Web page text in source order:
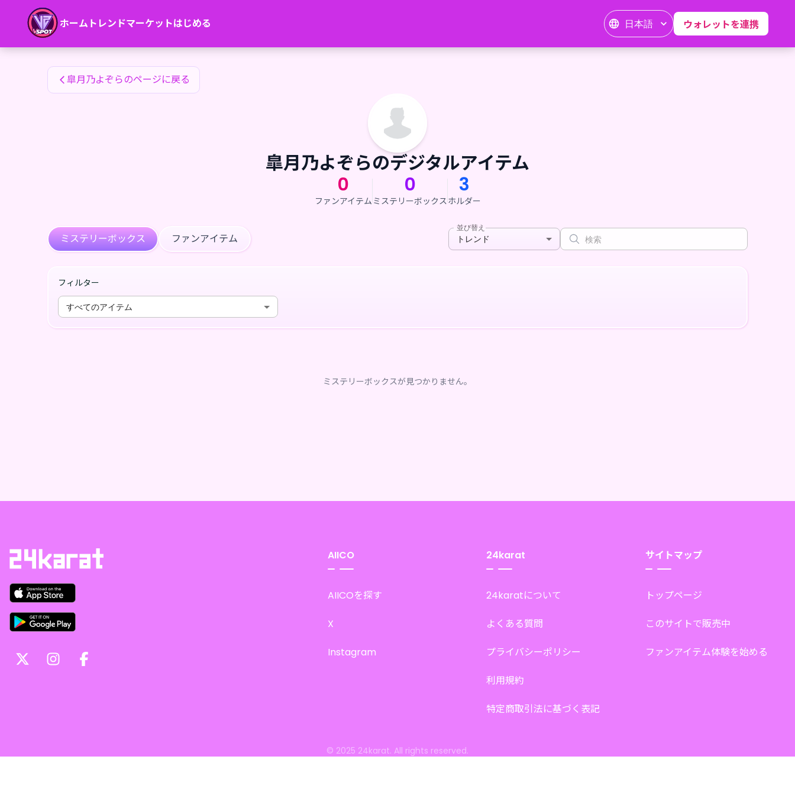
ホーム トレンドマーケットはじめる 日本語 ウォレットを連携
皐月乃よぞらのファンアイテム
皐月乃よぞらのページに戻る
皐月乃よぞらのデジタルアイテム
0
ファンアイテム
0
ミステリーボックス
3
ホルダー
ミステリーボックス ファンアイテム
並び替え
トレンド
フィルター
すべてのアイテム
ミステリーボックスが見つかりません。
AIICO
AIICOを探す
X
Instagram
24karat
24karatについて
よくある質問
プライバシーポリシー
利用規約
特定商取引法に基づく表記
サイトマップ
トップページ
このサイトで販売中
ファンアイテム体験を始める
© 2025 24karat. All rights reserved.
皐月乃よぞらのファンアイテム — 24karat